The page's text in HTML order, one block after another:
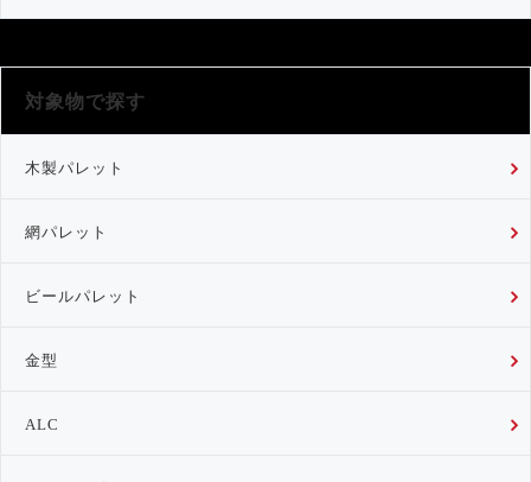
対象物で探す
木製パレット
網パレット
ビールパレット
金型
ALC